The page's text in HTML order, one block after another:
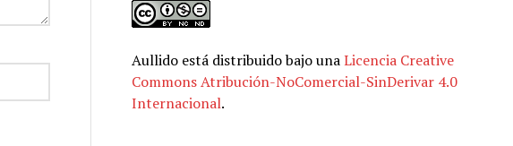
Aullidoestá distribuido bajo unaLicencia Creative
Commons Atribución-NoComercial-SinDerivar 4.0
Internacional.